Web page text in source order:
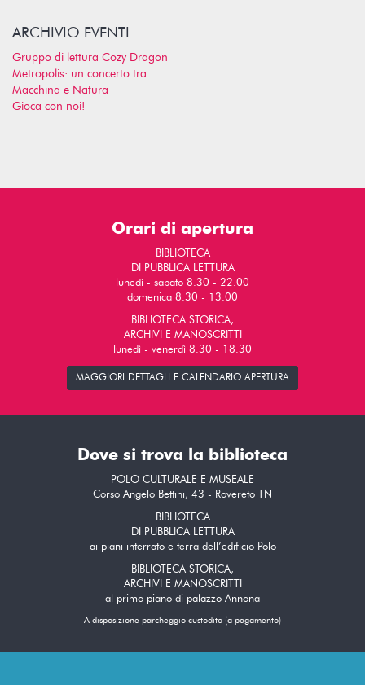
ARCHIVIO EVENTI
Gruppo di lettura Cozy Dragon
Metropolis: un concerto tra
Macchina e Natura
Gioca con noi!
Orari di apertura
BIBLIOTECA
DI PUBBLICA LETTURA
lunedì - sabato 8.30 - 22.00
domenica 8.30 - 13.00
BIBLIOTECA STORICA,
ARCHIVI E MANOSCRITTI
lunedì - venerdì 8.30 - 18.30
MAGGIORI DETTAGLI E CALENDARIO APERTURA
Dove si trova la biblioteca
POLO CULTURALE E MUSEALE
Corso Angelo Bettini, 43 - Rovereto TN
BIBLIOTECA
DI PUBBLICA LETTURA
ai piani interrato e terra dell’edificio Polo
BIBLIOTECA STORICA,
ARCHIVI E MANOSCRITTI
al primo piano di palazzo Annona
A disposizione parcheggio custodito (a pagamento)